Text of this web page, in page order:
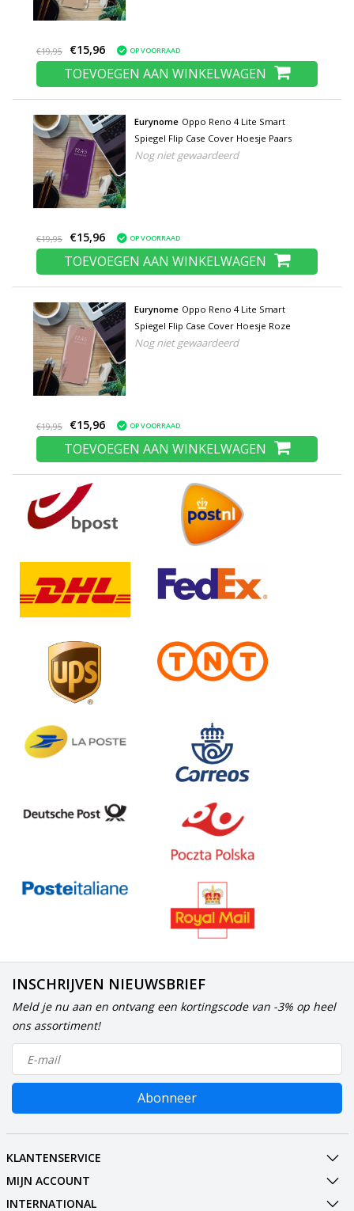
€19,95 €15,96 OP VOORRAAD
TOEVOEGEN AAN WINKELWAGEN
Eurynome Oppo Reno 4 Lite Smart
Spiegel Flip Case Cover Hoesje Paars
Nog niet gewaardeerd
€19,95 €15,96 OP VOORRAAD
TOEVOEGEN AAN WINKELWAGEN
Eurynome Oppo Reno 4 Lite Smart
Spiegel Flip Case Cover Hoesje Roze
Nog niet gewaardeerd
€19,95 €15,96 OP VOORRAAD
TOEVOEGEN AAN WINKELWAGEN
INSCHRIJVEN NIEUWSBRIEF
Meld je nu aan en ontvang een kortingscode van -3% op heel
ons assortiment!
Abonneer
KLANTENSERVICE
MIJN ACCOUNT
INTERNATIONAL